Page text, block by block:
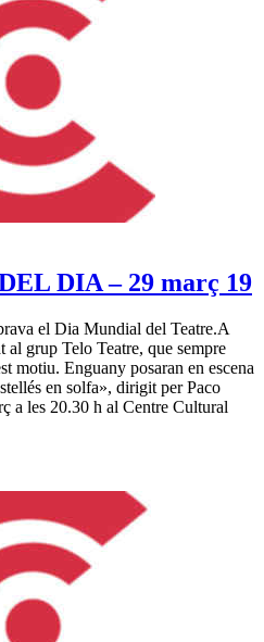
DIA – 29 març 19
el Dia Mundial del Teatre.A
grup Telo Teatre, que sempre
motiu. Enguany posaran en escena
en solfa», dirigit per Paco
a les 20.30 h al Centre Cultural